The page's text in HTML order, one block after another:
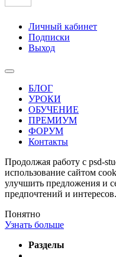
Личный кабинет
Подписки
Выход
БЛОГ
УРОКИ
ОБУЧЕНИЕ
ПРЕМИУМ
ФОРУМ
Контакты
Продолжая работу с psd-
использование сайтом
улучшить предложения и
предпочтений и интересов.
Понятно
Узнать больше
Разделы